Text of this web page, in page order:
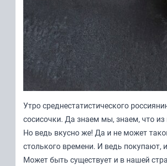
Утро среднестатистического
сосисочки. Да знаем мы, знаем, что
Но ведь вкусно же! Да и не может
столького времени. И ведь покупают,
Может быть существует и в нашей